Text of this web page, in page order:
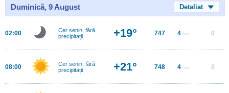
Duminică, 9 August Detaliat
02:00
Cer senin, fără
precipitații
+19° 747 4 m/s 0
08:00
Cer senin, fără
precipitații
+21° 748 4 m/s 0